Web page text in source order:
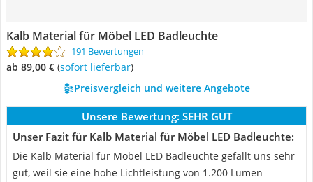
Kalb Material für Möbel LED Badleuchte
191 Bewertungen
ab 89,00 € ( Sofort lieferbar)
Preisvergleich und weitere Angebote
Unsere Bewertung: SEHR GUT
Unser Fazit für Kalb Material für Möbel LED Badleuchte:
Die Kalb Material für Möbel LED Badleuchte gefällt uns sehr
gut, weil sie eine hohe Lichtleistung von 1.200 Lumen